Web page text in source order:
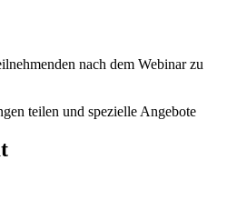
nach dem Webinar zu
teilen und spezielle Angebote